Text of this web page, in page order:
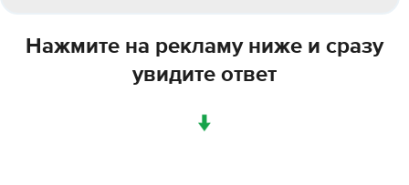
Нажмите на рекламу ниже и сразу
увидите ответ
↓